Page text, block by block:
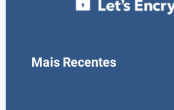
Mais Recentes